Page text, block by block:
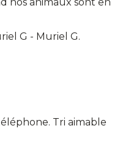
G - Muriel G.
Tri aimable